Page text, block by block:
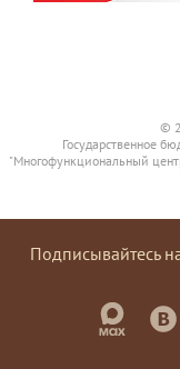
©
Государственное
"Многофункциональный
Подписывайтесь